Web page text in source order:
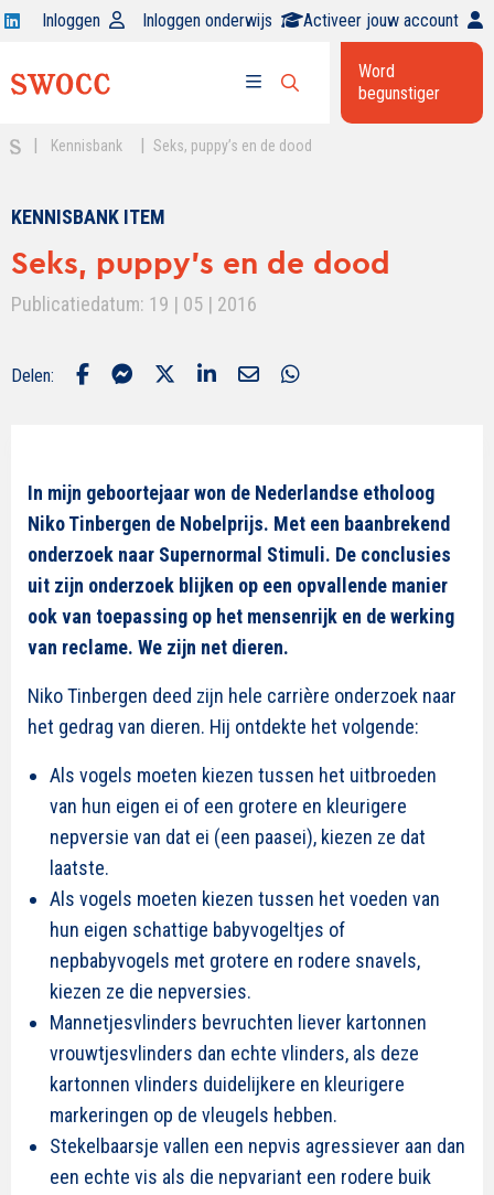
Open
op
Inloggen Inloggen onderwijs Activeer jouw account
menu
Open
zoekbalk
Word
begunstiger
Kennisbank Seks, puppy’s en de dood
KENNISBANK ITEM
Seks, puppy’s en de dood
Publicatiedatum: 19 | 05 | 2016
Delen:
In mijn geboortejaar won de Nederlandse etholoog
Niko Tinbergen de Nobelprijs. Met een baanbrekend
onderzoek naar Supernormal Stimuli. De conclusies
uit zijn onderzoek blijken op een opvallende manier
ook van toepassing op het mensenrijk en de werking
van reclame. We zijn net dieren.
Niko Tinbergen deed zijn hele carrière onderzoek naar
het gedrag van dieren. Hij ontdekte het volgende:
Als vogels moeten kiezen tussen het uitbroeden
van hun eigen ei of een grotere en kleurigere
nepversie van dat ei (een paasei), kiezen ze dat
laatste.
Als vogels moeten kiezen tussen het voeden van
hun eigen schattige babyvogeltjes of
nepbabyvogels met grotere en rodere snavels,
kiezen ze die nepversies.
Mannetjesvlinders bevruchten liever kartonnen
vrouwtjesvlinders dan echte vlinders, als deze
kartonnen vlinders duidelijkere en kleurigere
markeringen op de vleugels hebben.
Stekelbaarsje vallen een nepvis agressiever aan dan
een echte vis als die nepvariant een rodere buik